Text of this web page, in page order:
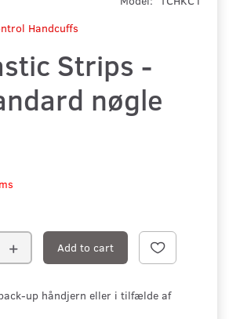
Handcuffs
Strips -
nøgle
Add to cart
up håndjern eller i tilfælde af